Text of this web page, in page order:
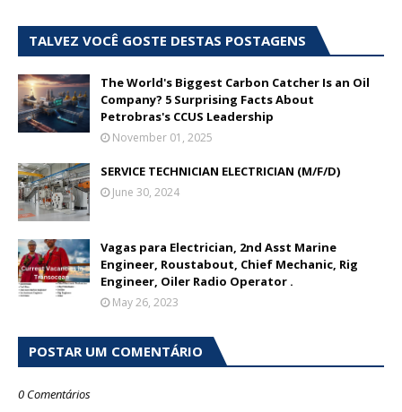
TALVEZ VOCÊ GOSTE DESTAS POSTAGENS
The World's Biggest Carbon Catcher Is an Oil
Company? 5 Surprising Facts About
Petrobras's CCUS Leadership
November 01, 2025
SERVICE TECHNICIAN ELECTRICIAN (M/F/D)
June 30, 2024
Vagas para Electrician, 2nd Asst Marine
Engineer, Roustabout, Chief Mechanic, Rig
Engineer, Oiler Radio Operator .
May 26, 2023
POSTAR UM COMENTÁRIO
0 Comentários